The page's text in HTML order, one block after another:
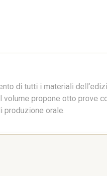
di tutti i materiali
propone otto prove
produzione orale.